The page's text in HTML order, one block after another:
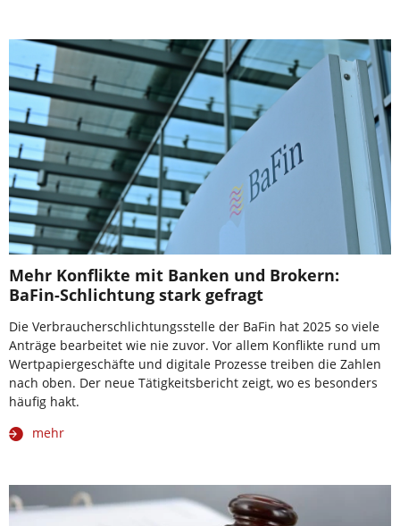
Mehr Konflikte mit Banken und Brokern:
BaFin-Schlichtung stark gefragt
Die Verbraucherschlichtungsstelle der BaFin hat 2025 so viele
Anträge bearbeitet wie nie zuvor. Vor allem Konflikte rund um
Wertpapiergeschäfte und digitale Prozesse treiben die Zahlen
nach oben. Der neue Tätigkeitsbericht zeigt, wo es besonders
häufig hakt.
mehr